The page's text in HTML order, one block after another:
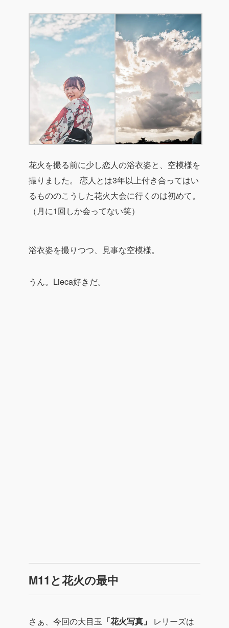
花火を撮る前に少し恋人の浴衣姿と、空模様を
撮りました。
恋人とは3年以上付き合ってはい
るもののこうした花火大会に行くのは初めて。
（月に1回しか会ってない笑）
浴衣姿を撮りつつ、見事な空模様。
うん。Lieca好きだ。
M11と花火の最中
さぁ、今回の大目玉 「花火写真」 レリーズは